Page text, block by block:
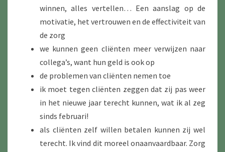
winnen, alles vertellen… Een aanslag op de
motivatie, het vertrouwen en de effectiviteit van
de zorg
we kunnen geen cliënten meer verwijzen naar
collega’s, want hun geld is ook op
de problemen van cliënten nemen toe
ik moet tegen cliënten zeggen dat zij pas weer
in het nieuwe jaar terecht kunnen, wat ik al zeg
sinds februari!
als cliënten zelf willen betalen kunnen zij wel
terecht. Ik vind dit moreel onaanvaardbaar. Zorg